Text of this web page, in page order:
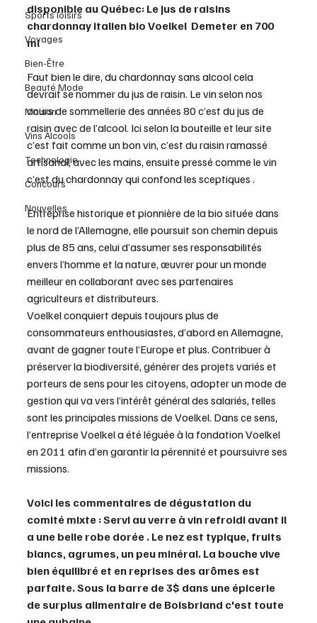
Sports loisirs
Voyages
Bien-Être
Beauté Mode
Maison
Vins Alcools
Technologie
Concours
Nouvelles
disponible au Québec: Le jus de raisins
chardonnay italien bio Voelkel  Demeter en 700
ml
Faut bien le dire, du chardonnay sans alcool cela
devrait se nommer du jus de raisin. Le vin selon nos
cours de sommellerie des années 80 c’est du jus de
raisin avec de l’alcool. Ici selon la bouteille et leur site
c’est fait comme un bon vin, c’est du raisin ramassé
artisanal, avec les mains, ensuite pressé comme le vin
c’est du chardonnay qui confond les sceptiques .
Entreprise historique et pionnière de la bio située dans
le nord de l’Allemagne, elle poursuit son chemin depuis
plus de 85 ans, celui d’assumer ses responsabilités
envers l’homme et la nature, œuvrer pour un monde
meilleur en collaborant avec ses partenaires
agriculteurs et distributeurs.
Voelkel conquiert depuis toujours plus de
consommateurs enthousiastes, d’abord en Allemagne,
avant de gagner toute l’Europe et plus. Contribuer à
préserver la biodiversité, générer des projets variés et
porteurs de sens pour les citoyens, adopter un mode de
gestion qui va vers l’intérêt général des salariés, telles
sont les principales missions de Voelkel. Dans ce sens,
l’entreprise Voelkel a été léguée à la fondation Voelkel
en 2011 afin d’en garantir la pérennité et poursuivre ses
missions.
Voici les commentaires de dégustation du
comité mixte : Servi au verre à vin refroidi avant il
a une belle robe dorée . Le nez est typique, fruits
blancs, agrumes, un peu minéral. La bouche vive
bien équilibré et en reprises des arômes est
parfaite. Sous la barre de 3$ dans une épicerie
de surplus alimentaire de Boisbriand c'est toute